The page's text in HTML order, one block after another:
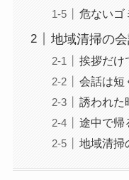
危ないゴ
地域清掃の
挨拶だけ
会話は短
誘われた
途中で帰
地域清掃